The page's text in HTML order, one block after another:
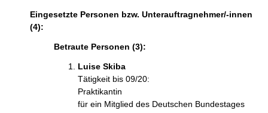
Eingesetzte Personen bzw. Unterauftragnehmer/-innen
(4):
Betraute Personen (3):
Luise Skiba
Tätigkeit bis 09/20:
Praktikantin
für ein Mitglied des Deutschen Bundestages